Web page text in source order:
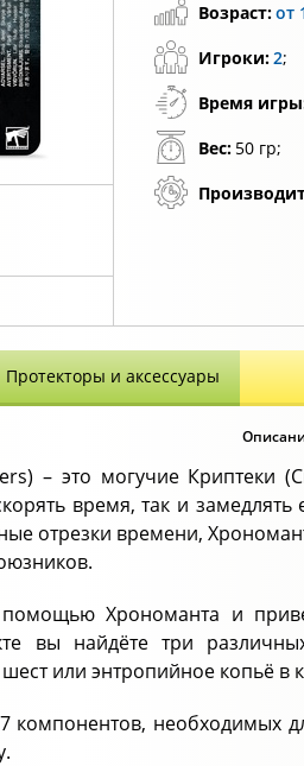
Возраст:от
Игроки:2;
Время
Вес: 50 гр;
Протекторы и аксессуары
– это могучие Криптеки
время, так и
отрезки времени,
Хрономанта и
вы найдёте три
или энтропийное копьё в
необходимых